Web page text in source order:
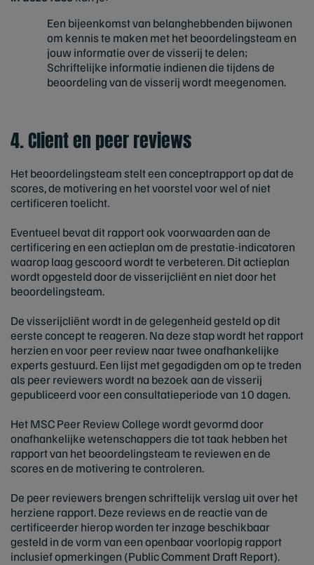
Een bijeenkomst van belanghebbenden bijwonen
om kennis te maken met het beoordelingsteam en
jouw informatie over de visserij te delen;
Schriftelijke informatie indienen die tijdens de
beoordeling van de visserij wordt meegenomen.
4. Client en peer reviews
Het beoordelingsteam stelt een conceptrapport op dat de
scores, de motivering en het voorstel voor wel of niet
certificeren toelicht.
Eventueel bevat dit rapport ook voorwaarden aan de
certificering en een actieplan om de prestatie-indicatoren
waarop laag gescoord wordt te verbeteren. Dit actieplan
wordt opgesteld door de visserijcliënt en niet door het
beoordelingsteam.
De visserijcliënt wordt in de gelegenheid gesteld op dit
eerste concept te reageren. Na deze stap wordt het rapport
herzien en voor peer review naar twee onafhankelijke
experts gestuurd. Een lijst met gegadigden om op te treden
als peer reviewers wordt na bezoek aan de visserij
gepubliceerd voor een consultatieperiode van 10 dagen.
Het MSC Peer Review College wordt gevormd door
onafhankelijke wetenschappers die tot taak hebben het
rapport van het beoordelingsteam te reviewen en de
scores en de motivering te controleren.
De peer reviewers brengen schriftelijk verslag uit over het
herziene rapport. Deze reviews en de reactie van de
certificeerder hierop worden ter inzage beschikbaar
gesteld in de vorm van een openbaar voorlopig rapport
inclusief opmerkingen (Public Comment Draft Report).